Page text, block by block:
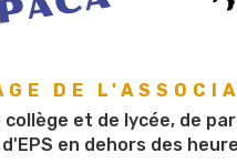
DE
collège et de lycée, de
en dehors des